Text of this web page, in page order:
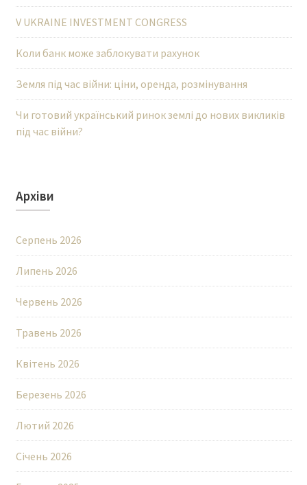
V UKRAINE INVESTMENT CONGRESS
Коли банк може заблокувати рахунок
Земля під час війни: ціни, оренда, розмінування
Чи готовий український ринок землі до нових викликів
під час війни?
Архіви
Серпень 2026
Липень 2026
Червень 2026
Травень 2026
Квітень 2026
Березень 2026
Лютий 2026
Січень 2026